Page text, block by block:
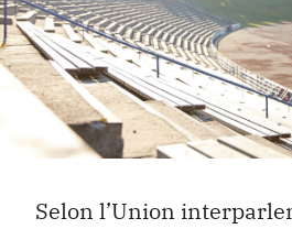
Selon l’Union